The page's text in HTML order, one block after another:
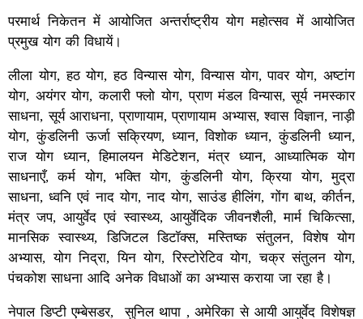
परमार्थ निकेतन में आयोजित अन्तर्राष्ट्रीय योग महोत्सव में आयोजित
प्रमुख योग की विधायें।
लीला योग, हठ योग, हठ विन्यास योग, विन्यास योग, पावर योग, अष्टांग
योग, अयंगर योग, कलारी फ्लो योग, प्राण मंडल विन्यास, सूर्य नमस्कार
साधना, सूर्य आराधना, प्राणायाम, प्राणायाम अभ्यास, श्वास विज्ञान, नाड़ी
योग, कुंडलिनी ऊर्जा सक्रियण, ध्यान, विशोक ध्यान, कुंडलिनी ध्यान,
राज योग ध्यान, हिमालयन मेडिटेशन, मंत्र ध्यान, आध्यात्मिक योग
साधनाएँ, कर्म योग, भक्ति योग, कुंडलिनी योग, क्रिया योग, मुद्रा
साधना, ध्वनि एवं नाद योग, नाद योग, साउंड हीलिंग, गोंग बाथ, कीर्तन,
मंत्र जप, आयुर्वेद एवं स्वास्थ्य, आयुर्वेदिक जीवनशैली, मार्म चिकित्सा,
मानसिक स्वास्थ्य, डिजिटल डिटॉक्स, मस्तिष्क संतुलन, विशेष योग
अभ्यास, योग निद्रा, यिन योग, रिस्टोरेटिव योग, चक्र संतुलन योग,
पंचकोश साधना आदि अनेक विधाओं का अभ्यास कराया जा रहा है।
नेपाल डिप्टी एम्बेसडर, सुनिल थापा , अमेरिका से आयी आयुर्वेद विशेषज्ञ